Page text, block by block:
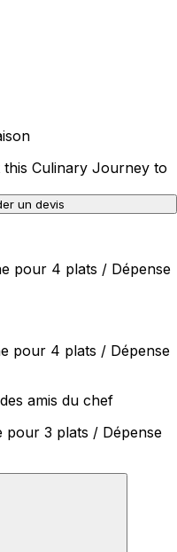
Culinary Journey to
un devis
pour 4 plats / Dépense
pour 4 plats / Dépense
amis du chef
3 plats / Dépense